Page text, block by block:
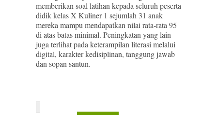
memberikan soal latihan kepada seluruh peserta
didik kelas X Kuliner 1 sejumlah 31 anak
mereka mampu mendapatkan nilai rata-rata 95
di atas batas minimal. Peningkatan yang lain
juga terlihat pada keterampilan literasi melalui
digital, karakter kedisiplinan, tanggung jawab
dan sopan santun.